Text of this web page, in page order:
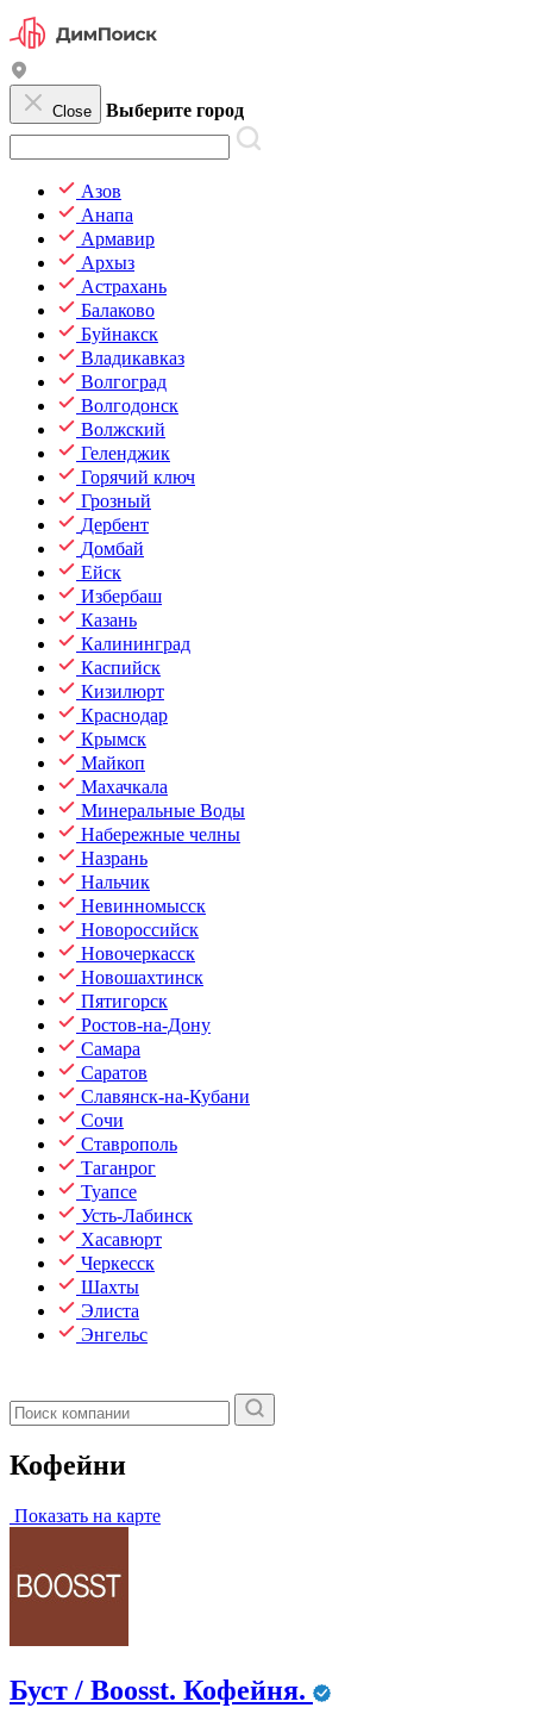
Close Выберите город
Азов
Анапа
Армавир
Архыз
Астрахань
Балаково
Буйнакск
Владикавказ
Волгоград
Волгодонск
Волжский
Геленджик
Горячий ключ
Грозный
Дербент
Домбай
Ейск
Избербаш
Казань
Калининград
Каспийск
Кизилюрт
Краснодар
Крымск
Майкоп
Махачкала
Минеральные Воды
Набережные челны
Назрань
Нальчик
Невинномысск
Новороссийск
Новочеркасск
Новошахтинск
Пятигорск
Ростов-на-Дону
Самара
Саратов
Славянск-на-Кубани
Сочи
Ставрополь
Таганрог
Туапсе
Усть-Лабинск
Хасавюрт
Черкесск
Шахты
Элиста
Энгельс
Кофейни
Показать на карте
Буст / Boosst. Кофейня.